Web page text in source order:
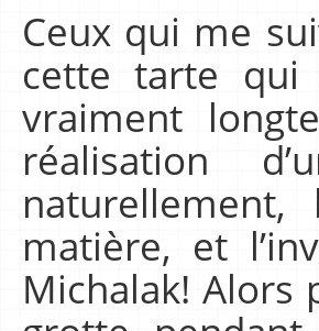
Ceux qui me
cette tarte qui
vraiment
réalisation
matière, et
Michalak! Alors